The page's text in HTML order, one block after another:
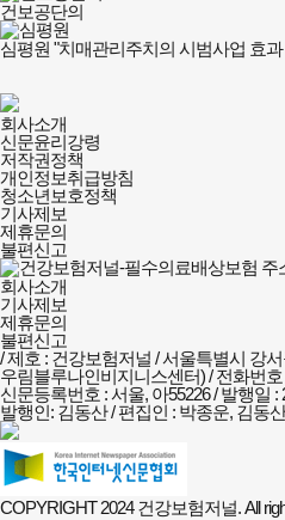
건보공단의
심평원 "치매관리주치의 시범사업 효
건강보험저널-
필수의료배상보험
회사소개
및
정책안내
회사소개
신문윤리강령
저작권정책
개인정보취급방침
청소년보호정책
기사제보
제휴문의
불편신고
회사소개
기사제보
제휴문의
불편신고
/ 제호 : 건강보험저널 /서울특별시 강서
우림블루나인비지니스센터) / 전화번호
신문등록번호 : 서울, 아55226 / 발행일 :
발행인: 김동산 / 편집인 : 박종운, 김동
COPYRIGHT 2024 건강보험저널. All